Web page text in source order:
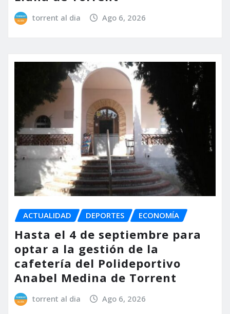
torrent al dia Ago 6, 2026
ACTUALIDAD DEPORTES ECONOMÍA
Hasta el 4 de septiembre para
optar a la gestión de la
cafetería del Polideportivo
Anabel Medina de Torrent
torrent al dia Ago 6, 2026